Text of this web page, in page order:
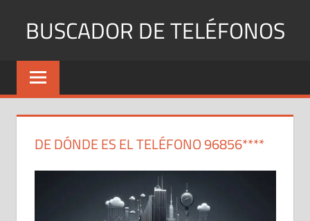
BUSCADOR DE TELÉFONOS
Identifica
Números
y
DE DÓNDE ES EL TELÉFONO 96856****